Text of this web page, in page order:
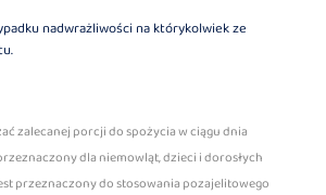
nadwrażliwości na którykolwiek ze
zalecanej porcji do spożycia w ciągu dnia
dla niemowląt, dzieci i dorosłych
przeznaczony do stosowania pozajelitowego